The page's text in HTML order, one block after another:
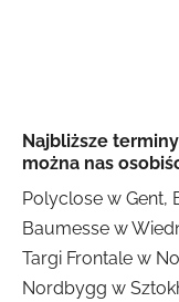
Najbliższe
można nas
Polyclose w Gent,
Baumesse w
Targi Frontale w
Nordbygg w